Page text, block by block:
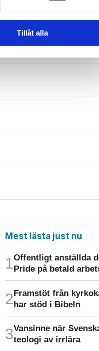
Tillåt alla
Mest lästa just nu
Offentligt anställda
Pride på betald
Framstöt från
har stöd i Bibeln
Vansinne när
teologi av irrlära